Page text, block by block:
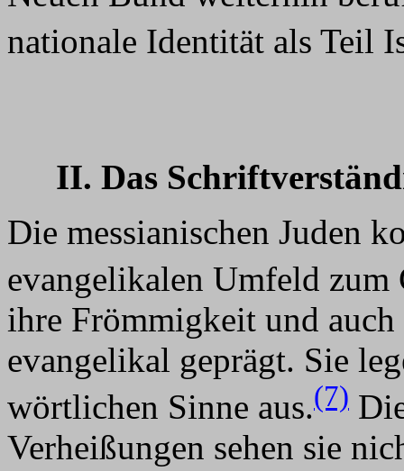
nationale Identität als Teil
II. Das
Die messianischen Juden
evangelikalen Umfeld zum
ihre Frömmigkeit und
evangelikal geprägt. Sie
wörtlichen Sinne aus.(7)
Verheißungen sehen sie